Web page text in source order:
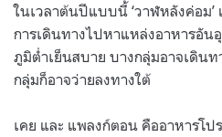
ในเวลาต้นปีแบบนี้ ‘วาฬหลังค่อม
การเดินทางไปหาแหล่งอาหารอั
ภูมิต่ำเย็นสบาย บางกลุ่มอาจเดิน
กลุ่มก็อาจว่ายลงทางใต้
เคย และ แพลงก์ตอน คืออาหารโ